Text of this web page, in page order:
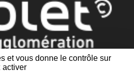
et vous donne le contrôle sur
activer